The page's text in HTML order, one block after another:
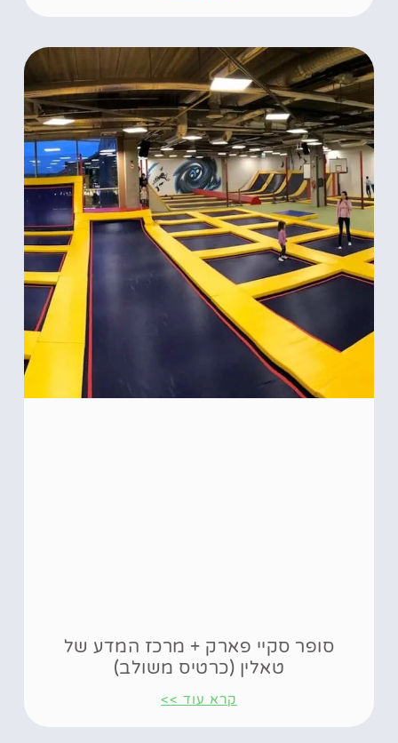
סופר סקיי פארק + מרכז המדע של
טאלין (כרטיס משולב)
קרא עוד >>